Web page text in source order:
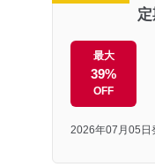
最大
39%
OFF
2026年07月05日